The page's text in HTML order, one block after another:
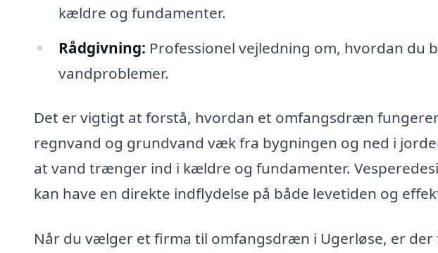
kældre og fundamenter.
Rådgivning: Professionel vejledning om, hvordan du
vandproblemer.
Det er vigtigt at forstå, hvordan et omfangsdræn
regnvand og grundvand væk fra bygningen og ned i
at vand trænger ind i kældre og fundamenter.
kan have en direkte indflydelse på både levetiden og
Når du vælger et firma til omfangsdræn i Ugerløse, er